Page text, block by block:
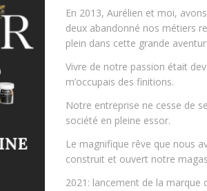
En 2013, Aurélien et moi,
deux abandonné nos métiers
plein dans cette grande
Vivre de notre passion était
m’occupais des finitions.
Notre entreprise ne cesse de
société en pleine essor.
Le magnifique rêve que nous
construit et ouvert notre
2021: lancement de la marque